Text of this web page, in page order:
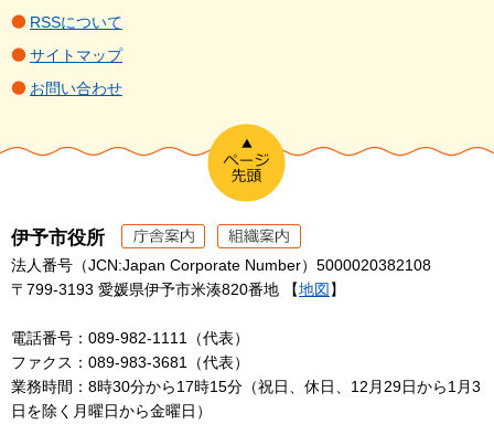
RSSについて
サイトマップ
お問い合わせ
伊予市役所
法人番号（JCN:Japan Corporate Number）5000020382108
〒799-3193 愛媛県伊予市米湊820番地 【地図 】
電話番号：089-982-1111（代表）
ファクス：089-983-3681（代表）
業務時間：8時30分から17時15分（祝日、休日、12月29日から1月3
日を除く月曜日から金曜日）